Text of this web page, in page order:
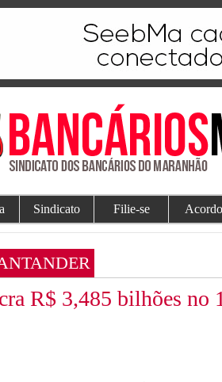
Sindicato Filie-se
R$ 3,485 bilhões no